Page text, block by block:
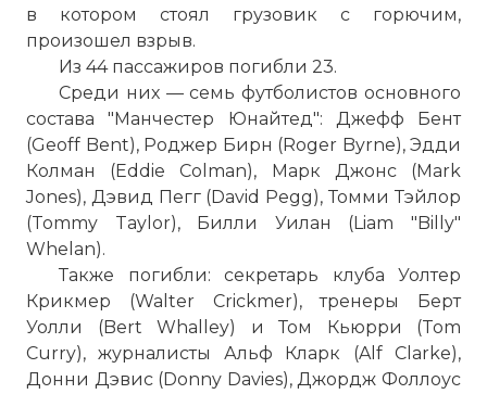
в котором стоял грузовик с горючим,
произошел взрыв.
Из 44 пассажиров погибли 23.
Среди них — семь футболистов основного
состава "Манчестер Юнайтед": Джефф Бент
(Geoff Bent), Роджер Бирн (Roger Byrne), Эдди
Колман (Eddie Colman), Марк Джонс (Mark
Jones), Дэвид Пегг (David Pegg), Томми Тэйлор
(Tommy Taylor), Билли Уилан (Liam "Billy"
Whelan).
Также погибли: секретарь клуба Уолтер
Крикмер (Walter Crickmer), тренеры Берт
Уолли (Bert Whalley) и Том Кьюрри (Tom
Curry), журналисты Альф Кларк (Alf Clarke),
Донни Дэвис (Donny Davies), Джордж Фоллоус